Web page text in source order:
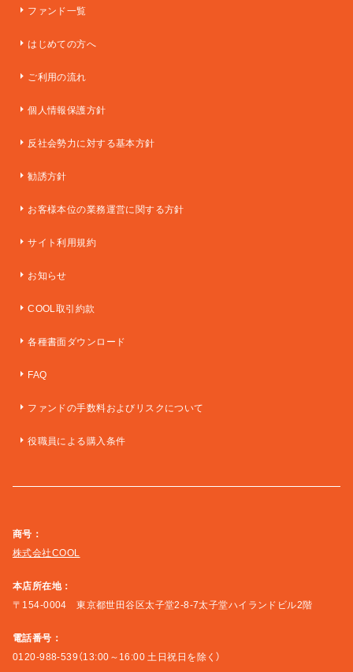
ファンド一覧
はじめての方へ
ご利用の流れ
個人情報保護方針
反社会勢力に対する基本方針
勧誘方針
お客様本位の業務運営に関する方針
サイト利用規約
お知らせ
COOL取引約款
各種書面ダウンロード
FAQ
ファンドの手数料およびリスクについて
役職員による購入条件
商号：
株式会社COOL
本店所在地：
〒154-0004 東京都世田谷区太子堂2-8-7太子堂ハイランドビル2階
電話番号：
0120-988-539（13:00～16:00 土日祝日を除く）